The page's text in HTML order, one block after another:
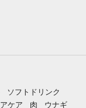
ソフトドリンク
ケア 肉 ウナギ